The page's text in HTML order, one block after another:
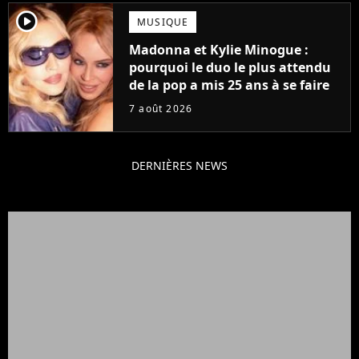
player2 MUSIQUE
Madonna et Kylie Minogue :
pourquoi le duo le plus attendu
de la pop a mis 25 ans à se faire
7 août 2026
DERNIÈRES NEWS